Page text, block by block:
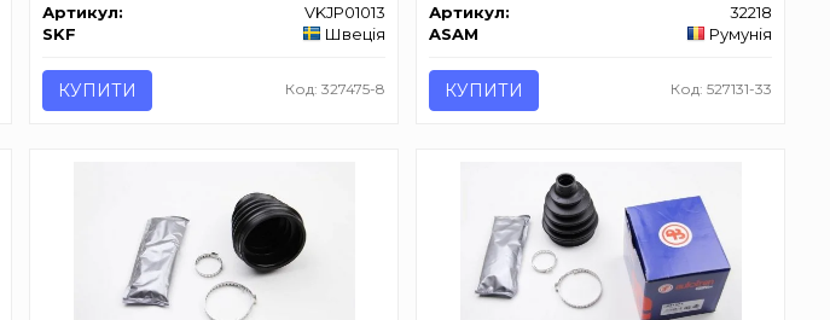
Артикул:
VKJP01013
SKF
Швеція
КУПИТИ Код: 327475-8
Артикул:
32218
ASAM
Румунія
КУПИТИ Код: 527131-33